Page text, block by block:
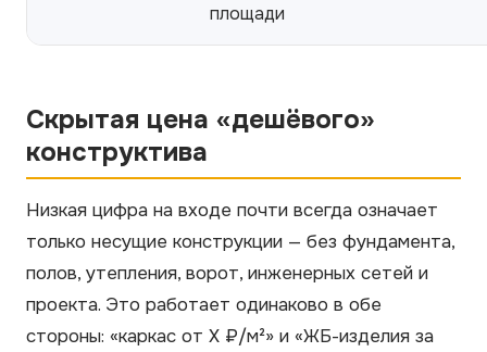
площади
Скрытая цена «дешёвого»
конструктива
Низкая цифра на входе почти всегда означает
только несущие конструкции — без фундамента,
полов, утепления, ворот, инженерных сетей и
проекта. Это работает одинаково в обе
стороны: «каркас от X ₽/м²» и «ЖБ-изделия за